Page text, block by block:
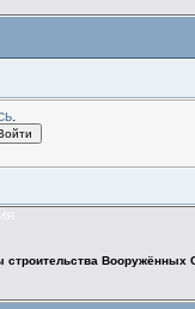
.
строительства Вооружённых